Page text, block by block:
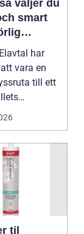
smart
har
vara en
till ett
til